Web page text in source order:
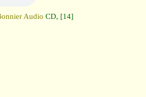
Audio CD, [14]